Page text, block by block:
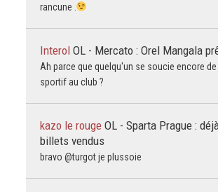
rancune .
Interol OL - Mercato : Orel Mangala
Ah parce que quelqu'un se soucie encore
sportif au club ?
kazo le rouge OL - Sparta Prague :
billets vendus
bravo @turgot je plussoie